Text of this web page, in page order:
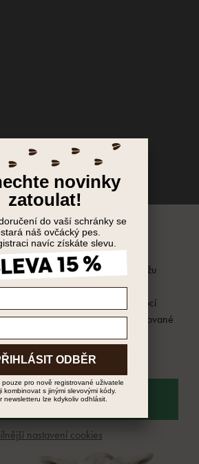
od vás kopýtko na to, že můžu
vám na Ovečkárně líbí. Pro
osobní údaje pomocí
používáme i pro nepersonalizované
být sdíleny s našimi reklamními
nastavení cookies
SOUHLASÍM